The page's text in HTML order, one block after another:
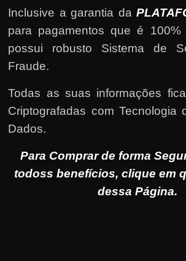
Inclusive a garantia da
para pagamentos que é 100%
possui robusto Sistema de
Fraude.
Todas as suas informações
Criptografadas com Tecnologia
Dados.
Para Comprar de forma
todoss benefícios, clique em
dessa Página.